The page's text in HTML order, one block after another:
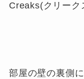
Creaks(クリーク
部屋の壁の裏側